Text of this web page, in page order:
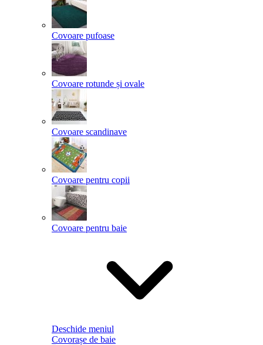
Covoare pufoase
Covoare rotunde și ovale
Covoare scandinave
Covoare pentru copii
Covoare pentru baie
Deschide meniul
Covorașe de baie